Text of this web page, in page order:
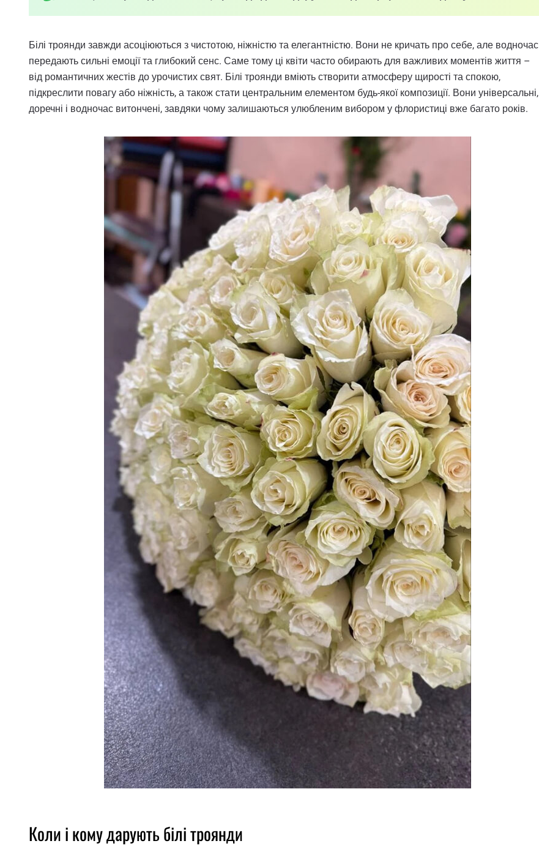
Білі троянди завжди асоціюються з чистотою, ніжністю та елегантністю. Вони не кричать про себе, але водночас
передають сильні емоції та глибокий сенс. Саме тому ці квіти часто обирають для важливих моментів життя –
від романтичних жестів до урочистих свят. Білі троянди вміють створити атмосферу щирості та спокою,
підкреслити повагу або ніжність, а також стати центральним елементом будь-якої композиції. Вони універсальні,
доречні і водночас витончені, завдяки чому залишаються улюбленим вибором у флористиці вже багато років.
Коли і кому дарують білі троянди